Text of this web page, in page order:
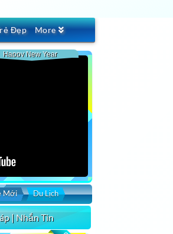
Đẹp More
Happy New Year
Mới Du Lịch
| Nhắn Tin